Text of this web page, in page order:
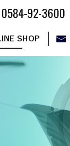
0584-92-3600
SHOP